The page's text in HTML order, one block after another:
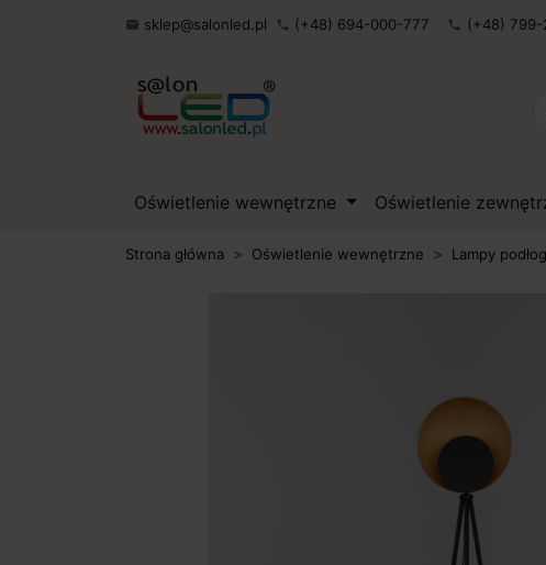
 sklep@salonled.pl phone (+48) 694-000-777 phone (+48)
Oświetlenie wewnętrzne Oświetlenie
Strona główna Oświetlenie wewnętrzne Lampy